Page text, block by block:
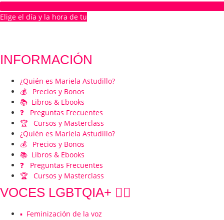
Elige el día y la hora de tu
INFORMACIÓN
¿Quién es Mariela Astudillo?
💰 Precios y Bonos
📚 Libros & Ebooks
❓ Preguntas Frecuentes
🏆 Cursos y Masterclass
¿Quién es Mariela Astudillo?
💰 Precios y Bonos
📚 Libros & Ebooks
❓ Preguntas Frecuentes
🏆 Cursos y Masterclass
VOCES LGBTQIA+ 🏳️‍🌈
▪️ Feminización de la voz